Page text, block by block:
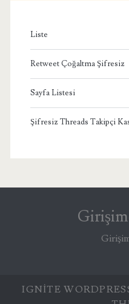
Liste
Retweet Çoğaltma Şifresiz
Sayfa Listesi
Şifresiz Threads Takipçi
IGNITE